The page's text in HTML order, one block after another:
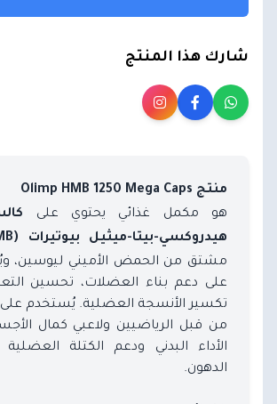
شارك هذا المنتج
منتج Olimp HMB 1250 Mega Caps
هو مكمل غذائي يحتوي على
هيدروكسي-بيتا-ميثيل بيوتيرات (CaHMB)
مشتق من الحمض الأميني ليوسين،
على دعم بناء العضلات، تحسين
تكسير الأنسجة العضلية. يُستخدم
من قبل الرياضيين ولاعبي كمال
الأداء البدني ودعم الكتلة
الدهون.